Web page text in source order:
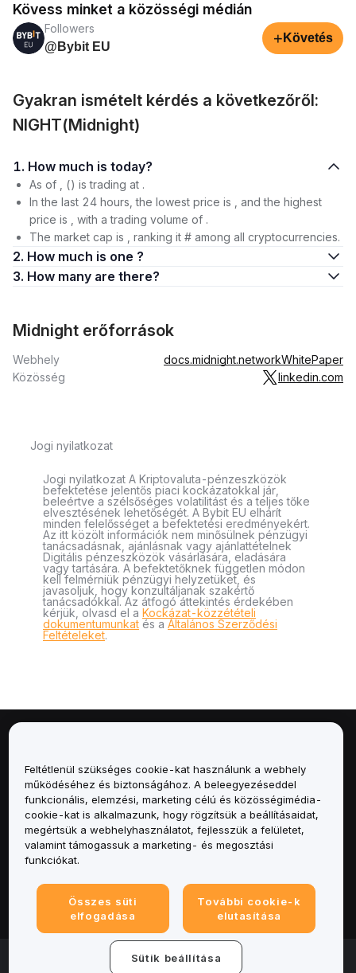
Kövess minket a közösségi médián
Followers
@Bybit EU
+ Követés
Gyakran ismételt kérdés a következőről:
NIGHT(Midnight)
1. How much is today?
As of , () is trading at .
In the last 24 hours, the lowest price is , and the highest
price is , with a trading volume of .
The market cap is , ranking it # among all cryptocurrencies.
2. How much is one ?
3. How many are there?
Midnight erőforrások
Webhely docs.midnight.networkWhitePaper
Közösség
linkedin.com
Jogi nyilatkozat
Jogi nyilatkozat A Kriptovaluta-pénzeszközök
befektetése jelentős piaci kockázatokkal jár,
beleértve a szélsőséges volatilitást és a teljes tőke
elvesztésének lehetőségét. A Bybit EU elhárít
minden felelősséget a befektetési eredményekért.
Az itt közölt információk nem minősülnek pénzügyi
tanácsadásnak, ajánlásnak vagy ajánlattételnek
Digitális pénzeszközök vásárlására, eladására
vagy tartására. A befektetőknek független módon
kell felmérniük pénzügyi helyzetüket, és
javasoljuk, hogy konzultáljanak szakértő
tanácsadókkal. Az átfogó áttekintés érdekében
kérjük, olvasd el a Kockázat-közzétételi
dokumentumunkat és a Általános Szerződési
Feltételeket.
Szolgáltatások
Támogatás
Termékek
© 2025-2026 Bybit.eu. All rights reserved.
Feltétlenül szükséges cookie-kat használunk a webhely
működéséhez és biztonságához. A beleegyezéseddel
funkcionális, elemzési, marketing célú és közösségimédia-
cookie-kat is alkalmazunk, hogy rögzítsük a beállításaidat,
megértsük a webhelyhasználatot, fejlesszük a felületet,
valamint támogassuk a marketing- és megosztási
funkciókat.
Összes süti
elfogadása
További cookie-k
elutasítása
Sütik beállítása